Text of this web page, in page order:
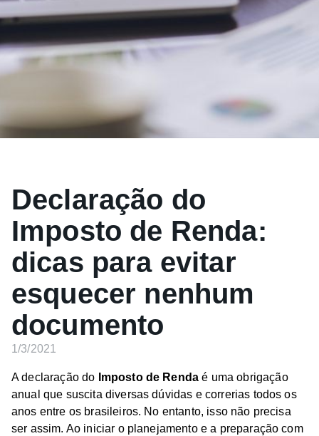
Declaração do
Imposto de Renda:
dicas para evitar
esquecer nenhum
documento
1/3/2021
A declaração do Imposto de Renda é uma obrigação
anual que suscita diversas dúvidas e correrias todos os
anos entre os brasileiros. No entanto, isso não precisa
ser assim. Ao iniciar o planejamento e a preparação com